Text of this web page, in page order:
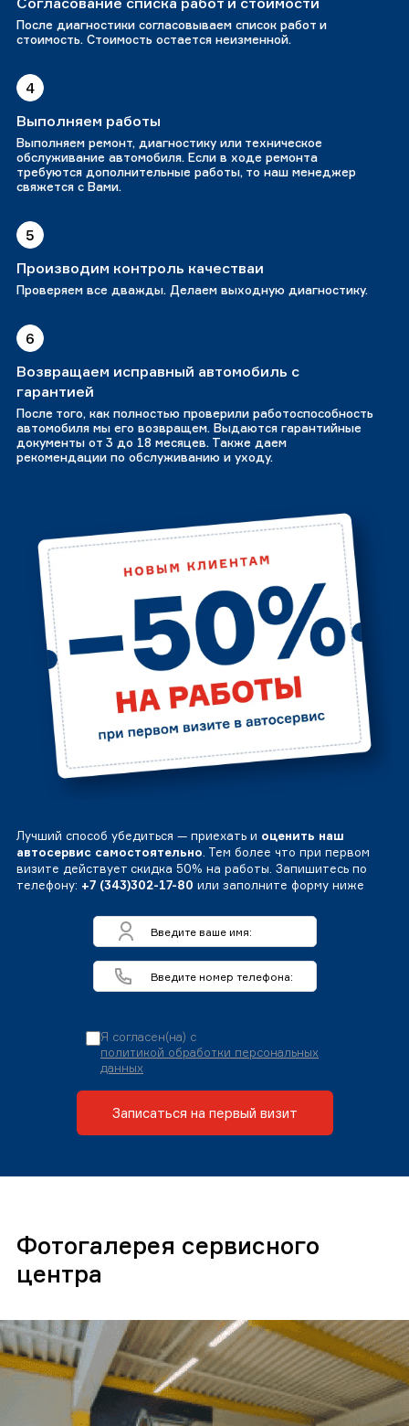
После диагностики согласовываем список работ и
стоимость. Стоимость остается неизменной.
4
Выполняем работы
Выполняем ремонт, диагностику или техническое
обслуживание автомобиля. Если в ходе ремонта
требуются дополнительные работы, то наш менеджер
свяжется с Вами.
5
Производим контроль качестваи
Проверяем все дважды. Делаем выходную диагностику.
6
Возвращаем исправный автомобиль с
гарантией
После того, как полностью проверили работоспособность
автомобиля мы его возвращем. Выдаются гарантийные
документы от 3 до 18 месяцев. Также даем
рекомендации по обслуживанию и уходу.
Лучший способ убедиться — приехать и оценить наш
автосервис самостоятельно. Тем более что при первом
визите действует скидка 50% на работы. Запишитесь по
телефону: +7 (343)302-17-80 или заполните форму ниже
Я согласен(на) с
политикой обработки персональных
данных
Записаться на первый визит
Фотогалерея сервисного
центра